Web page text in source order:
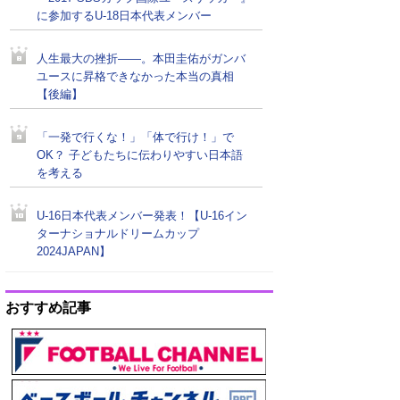
に参加するU-18日本代表メンバー
人生最大の挫折――。本田圭佑がガンバ
ユースに昇格できなかった本当の真相
【後編】
「一発で行くな！」「体で行け！」で
OK？ 子どもたちに伝わりやすい日本語
を考える
U-16日本代表メンバー発表！【U-16イン
ターナショナルドリームカップ
2024JAPAN】
おすすめ記事